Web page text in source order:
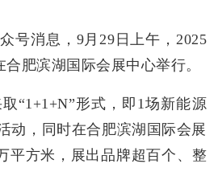
号消息，9月29日上午，2025
肥滨湖国际会展中心举行。
“1+1+N”形式，即1场新能源
动，同时在合肥滨湖国际会展
平方米，展出品牌超百个、整